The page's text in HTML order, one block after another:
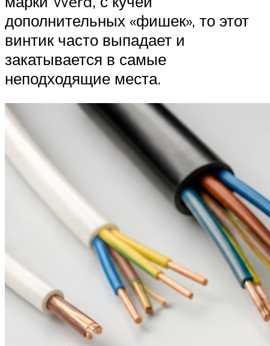
дополнительных «фишек», то этот
винтик часто выпадает и
закатывается в самые
неподходящие места.